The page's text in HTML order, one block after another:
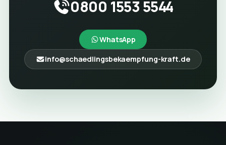
0800 1553 5544
WhatsApp
info@schaedlingsbekaempfung-kraft.de